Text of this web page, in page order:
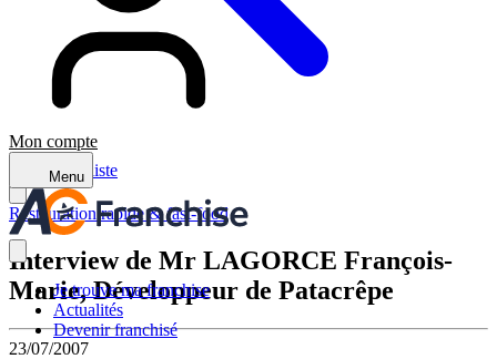
Mon compte
Menu
Je trouve ma franchise
Actualités
Devenir franchisé
Retour à la liste
Restauration rapide & fast-food
Interview de Mr LAGORCE François-
Marie, Développeur de Patacrêpe
23/07/2007